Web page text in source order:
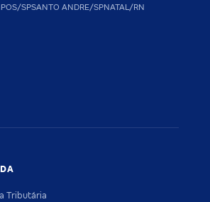
SPSANTO ANDRE/SPNATAL/RN
Tributária